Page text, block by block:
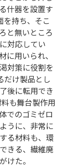
什器を設置す
を持ち、そこ
と無いところ
対応してい
に用いられ、
対策に役割を
だけ製品とし
後に転用でき
も舞台製作用
でのゴミゼロ
うに、非常に
る材料も、環
きる、繊維廃
けた。